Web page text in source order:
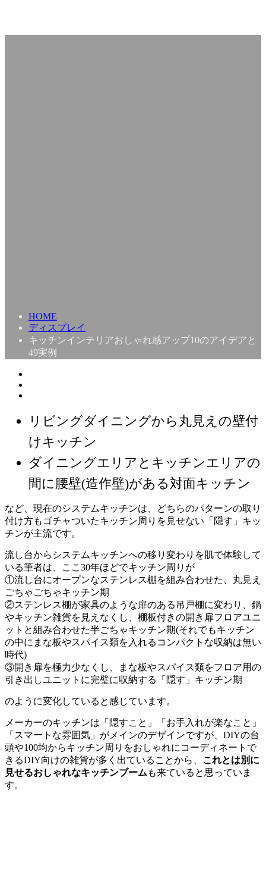
HOME
ディスプレイ
キッチンインテリアおしゃれ感アップ10のアイデアと
49実例
リビングダイニングから丸見えの壁付
けキッチン
ダイニングエリアとキッチンエリアの
間に腰壁(造作壁)がある対面キッチン
など、現在のシステムキッチンは、どちらのパターンの取り
付け方もゴチャついたキッチン周りを見せない「隠す」キッ
チンが主流です。
流し台からシステムキッチンへの移り変わりを肌で体験して
いる筆者は、ここ30年ほどでキッチン周りが
①流し台にオープンなステンレス棚を組み合わせた、丸見え
ごちゃごちゃキッチン期
②ステンレス棚が家具のような扉のある吊戸棚に変わり、鍋
やキッチン雑貨を見えなくし、棚板付きの開き扉フロアユニ
ットと組み合わせた半ごちゃキッチン期(それでもキッチン
の中にまな板やスパイス類を入れるコンパクトな収納は無い
時代)
③開き扉を極力少なくし、まな板やスパイス類をフロア用の
引き出しユニットに完璧に収納する「隠す」キッチン期
のように変化していると感じています。
メーカーのキッチンは「隠すこと」「お手入れが楽なこと」
「スマートな雰囲気」がメインのデザインですが、DIYの台
頭や100均からキッチン周りをおしゃれにコーディネートで
きるDIY向けの雑貨が多く出ていることから、 これとは別に
見せるおしゃれなキッチンブーム も来ていると思っていま
す。